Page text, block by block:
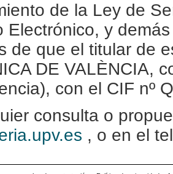
de la Ley de
Electrónico, y
de que el titular de
DE VALÈNCIA,
con el CIF nº
consulta o
, o en el